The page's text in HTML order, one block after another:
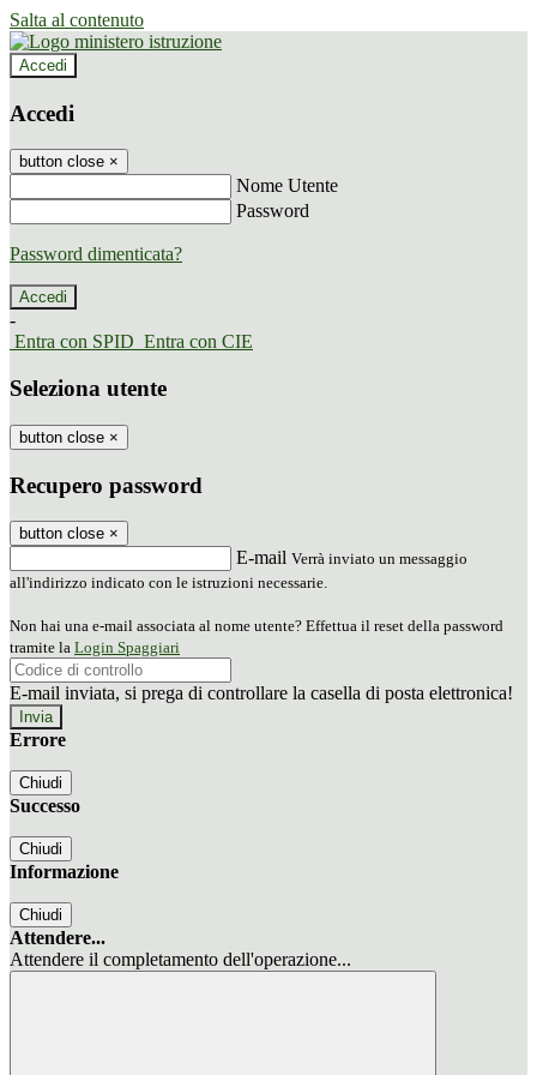
Salta al contenuto
Accedi
Accedi
button close ×
Nome Utente
Password
Password dimenticata?
-
Entra con SPID Entra con CIE
Seleziona utente
button close ×
Recupero password
button close ×
E-mail Verrà inviato un messaggio
all'indirizzo indicato con le istruzioni necessarie.
Non hai una e-mail associata al nome utente? Effettua il reset della password
tramite la Login Spaggiari
E-mail inviata, si prega di controllare la casella di posta elettronica!
Errore
Chiudi
Successo
Chiudi
Informazione
Chiudi
Attendere...
Attendere il completamento dell'operazione...